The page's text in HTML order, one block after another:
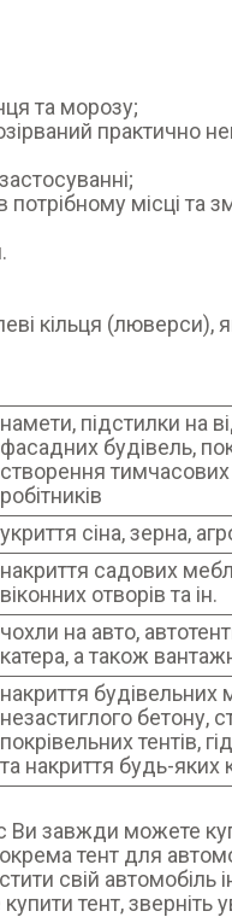
та морозу;
практично
потрібному місці та
кільця
намети, підстилки на
фасадних будівель,
створення тимчасових
робітників
укриття сіна, зерна,
накриття садових
віконних отворів та ін.
чохли на авто,
катера, а також
накриття будівельних
незастиглого бетону,
покрівельних тентів,
та накриття будь-яких
Ви завжди можете
тент для
свій автомобіль
тент, зверніть